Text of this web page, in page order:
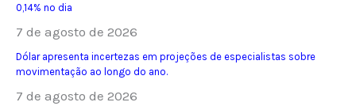
0,14% no dia
7 de agosto de 2026
Dólar apresenta incertezas em projeções de especialistas sobre
movimentação ao longo do ano.
7 de agosto de 2026